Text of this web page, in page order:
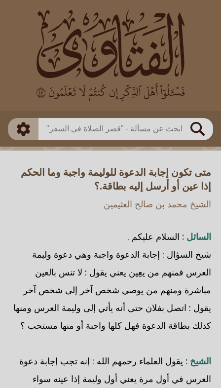
بحث
العالم
بن باز
بن العثيمين
اللجنة الدائمة
طريقة البحث
ذكي
متى تكون إجابة الدعوة للوليمة واجبة وما الحكم
إذا عين أو أرسل إليه بطاقة.؟
الشيخ محمد بن صالح العثيمين
السائل : السلام عليكم .
شيخ السؤال : إجابة الدعوة واجبة وهي دعوة وليمة
العرس فمنهم من يعِين يعني يقول : لا تنس بالعين
مباشرة ومنهم من يوصي شخص آخر إلى شخص آخر
يقول : اتصل بفلان حتى أنه يأتي إلى وليمة العرس ومنها
كذلك بطاقة الدعوة فهل كلها واجبة أو منها مستحب ؟
الشيخ : يقول العلماء رحمهم الله : إنه تجب إجابة دعوة
العرس في أول مرة يعني أول وليمة إذا عينه سواء